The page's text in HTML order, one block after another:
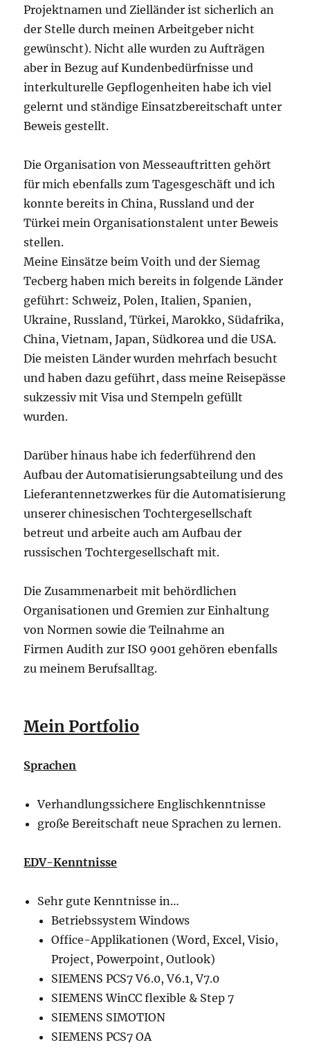
Projektnamen und Zielländer ist sicherlich an
der Stelle durch meinen Arbeitgeber nicht
gewünscht). Nicht alle wurden zu Aufträgen
aber in Bezug auf Kundenbedürfnisse und
interkulturelle Gepflogenheiten habe ich viel
gelernt und ständige Einsatzbereitschaft unter
Beweis gestellt.
Die Organisation von Messeauftritten gehört
für mich ebenfalls zum Tagesgeschäft und ich
konnte bereits in China, Russland und der
Türkei mein Organisationstalent unter Beweis
stellen.
Meine Einsätze beim Voith und der Siemag
Tecberg haben mich bereits in folgende Länder
geführt: Schweiz, Polen, Italien, Spanien,
Ukraine, Russland, Türkei, Marokko, Südafrika,
China, Vietnam, Japan, Südkorea und die USA.
Die meisten Länder wurden mehrfach besucht
und haben dazu geführt, dass meine Reisepässe
sukzessiv mit Visa und Stempeln gefüllt
wurden.
Darüber hinaus habe ich federführend den
Aufbau der Automatisierungsabteilung und des
Lieferantennetzwerkes für die Automatisierung
unserer chinesischen Tochtergesellschaft
betreut und arbeite auch am Aufbau der
russischen Tochtergesellschaft mit.
Die Zusammenarbeit mit behördlichen
Organisationen und Gremien zur Einhaltung
von Normen sowie die Teilnahme an
Firmen Audith zur ISO 9001 gehören ebenfalls
zu meinem Berufsalltag.
Mein Portfolio
Sprachen
Verhandlungssichere Englischkenntnisse
große Bereitschaft neue Sprachen zu lernen.
EDV-Kenntnisse
Sehr gute Kenntnisse in…
Betriebssystem Windows
Office-Applikationen (Word, Excel, Visio,
Project, Powerpoint, Outlook)
SIEMENS PCS7 V6.0, V6.1, V7.0
SIEMENS WinCC flexible & Step 7
SIEMENS SIMOTION
SIEMENS PCS7 OA